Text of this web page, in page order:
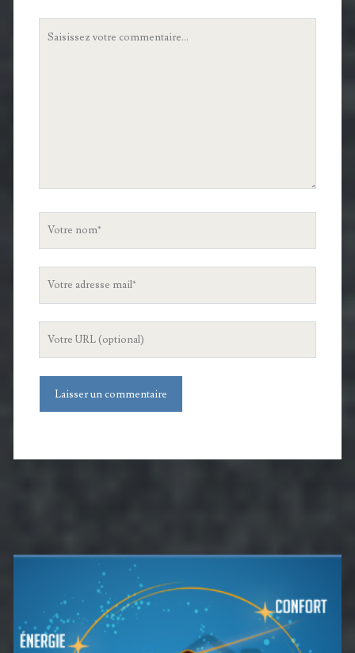
site
Barre
latérale
principale